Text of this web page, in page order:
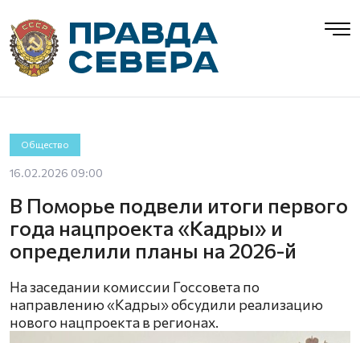
Общество
16.02.2026 09:00
В Поморье подвели итоги первого
года нацпроекта «Кадры» и
определили планы на 2026-й
На заседании комиссии Госсовета по
направлению «Кадры» обсудили реализацию
нового нацпроекта в регионах.